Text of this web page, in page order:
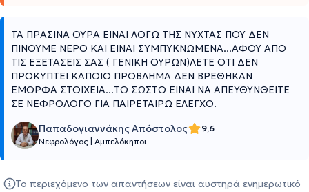
ΤΑ ΠΡΑΣΙΝΑ ΟΥΡΑ ΕΙΝΑΙ ΛΟΓΩ ΤΗΣ ΝΥΧΤΑΣ ΠΟΥ ΔΕΝ
ΠΙΝΟΥΜΕ ΝΕΡΟ ΚΑΙ ΕΙΝΑΙ ΣΥΜΠΥΚΝΩΜΕΝΑ...ΑΦΟΥ ΑΠΟ
ΤΙΣ ΕΞΕΤΑΣΕΙΣ ΣΑΣ ( ΓΕΝΙΚΗ ΟΥΡΩΝ)ΛΕΤΕ ΟΤΙ ΔΕΝ
ΠΡΟΚΥΠΤΕΙ ΚΑΠΟΙΟ ΠΡΟΒΛΗΜΑ ΔΕΝ ΒΡΕΘΗΚΑΝ
ΕΜΟΡΦΑ ΣΤΟΙΧΕΙΑ...ΤΟ ΣΩΣΤΟ ΕΙΝΑΙ ΝΑ ΑΠΕΥΘΥΝΘΕΙΤΕ
ΣΕ ΝΕΦΡΟΛΟΓΟ ΓΙΑ ΠΑΙΡΕΤΑΙΡΩ ΕΛΕΓΧΟ.
Παπαδογιαννάκης Απόστολος
9,6
Νεφρολόγος Αμπελόκηποι
Το περιεχόμενο των απαντήσεων είναι αυστηρά ενημερωτικό